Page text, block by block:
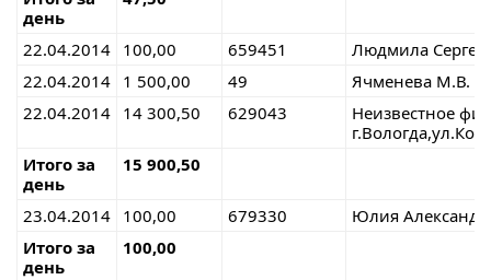
день
22.04.2014 100,00 659451
Людмила
22.04.2014
1 500,00 49
Ячменева М.В.
22.04.2014
14 300,50 629043
Неизвестное
Итого за
день
15 900,50
23.04.2014 100,00 679330
Юлия
Итого за
день
100,00